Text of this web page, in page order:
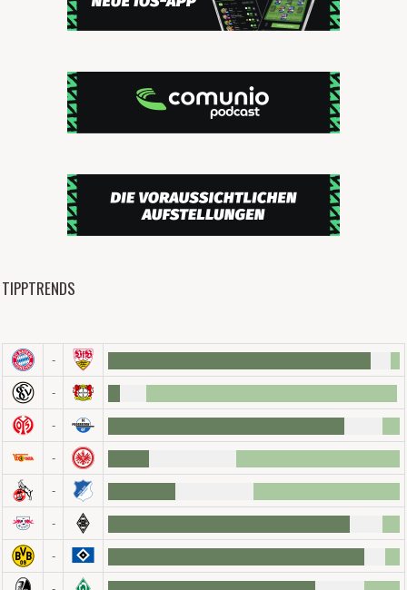
TIPPTRENDS
-
-
-
-
-
-
-